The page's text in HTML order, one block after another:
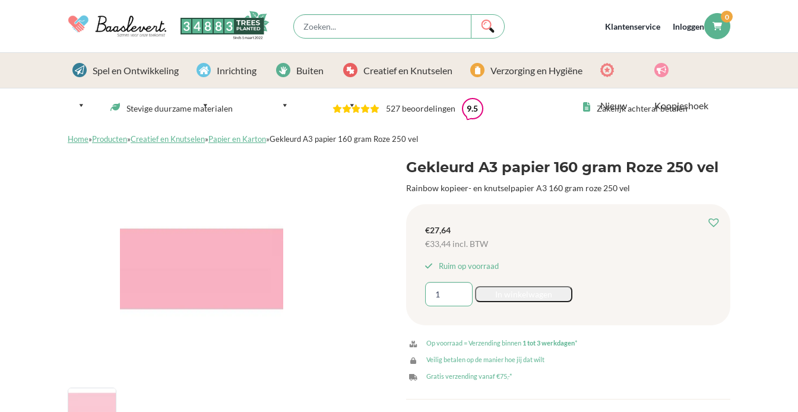
3 4 8 8 3 TREES
PLANTED
Sinds 1 maart 2022
Klantenservice Inloggen
0
Spel en Ontwikkeling Inrichting Buiten Creatief en Knutselen Verzorging en Hygiëne
Nieuw Koopjeshoek
Stevige duurzame materialen 527 beoordelingen 9.5 Zakelijk achteraf betalen
Home» Producten»Creatief en Knutselen» Papier en Karton»Gekleurd A3 papier 160 gram Roze 250 vel
Gekleurd A3 papier 160 gram Roze 250 vel
Rainbow kopieer- en knutselpapier A3 160 gram roze 250 vel
€27,64
€33,44 incl. BTW
Ruim op voorraad
Gekleurd
A3
gram
Roze
aantal
Op voorraad = Verzending binnen 1 tot 3 werkdagen*
Veilig betalen op de manier hoe jij dat wilt
Gratis verzending vanaf €75,-*